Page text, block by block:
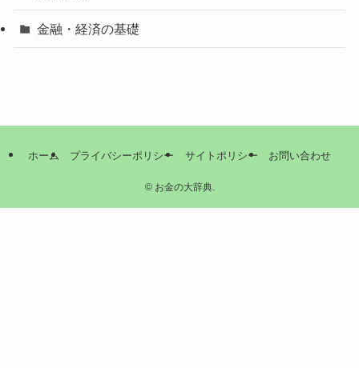
金融・経済の基礎
ホーム プライバシーポリシー サイトポリシー お問い合わせ
©お金の大辞典.